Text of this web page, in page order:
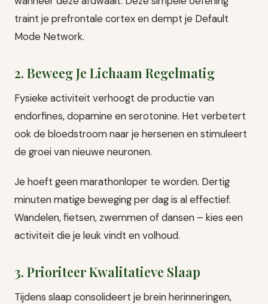
traint je prefrontale cortex en dempt je Default
Mode Network.
2. Beweeg Je Lichaam Regelmatig
Fysieke activiteit verhoogt de productie van
endorfines, dopamine en serotonine. Het verbetert
ook de bloedstroom naar je hersenen en stimuleert
de groei van nieuwe neuronen.
Je hoeft geen marathonloper te worden. Dertig
minuten matige beweging per dag is al effectief.
Wandelen, fietsen, zwemmen of dansen – kies een
activiteit die je leuk vindt en volhoud.
3. Prioriteer Kwalitatieve Slaap
Tijdens slaap consolideert je brein herinneringen,